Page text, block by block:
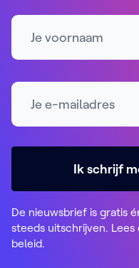
Naam
E-mailadres *
Ik schrijf
De nieuwsbrief is gratis
steeds uitschrijven.
beleid.